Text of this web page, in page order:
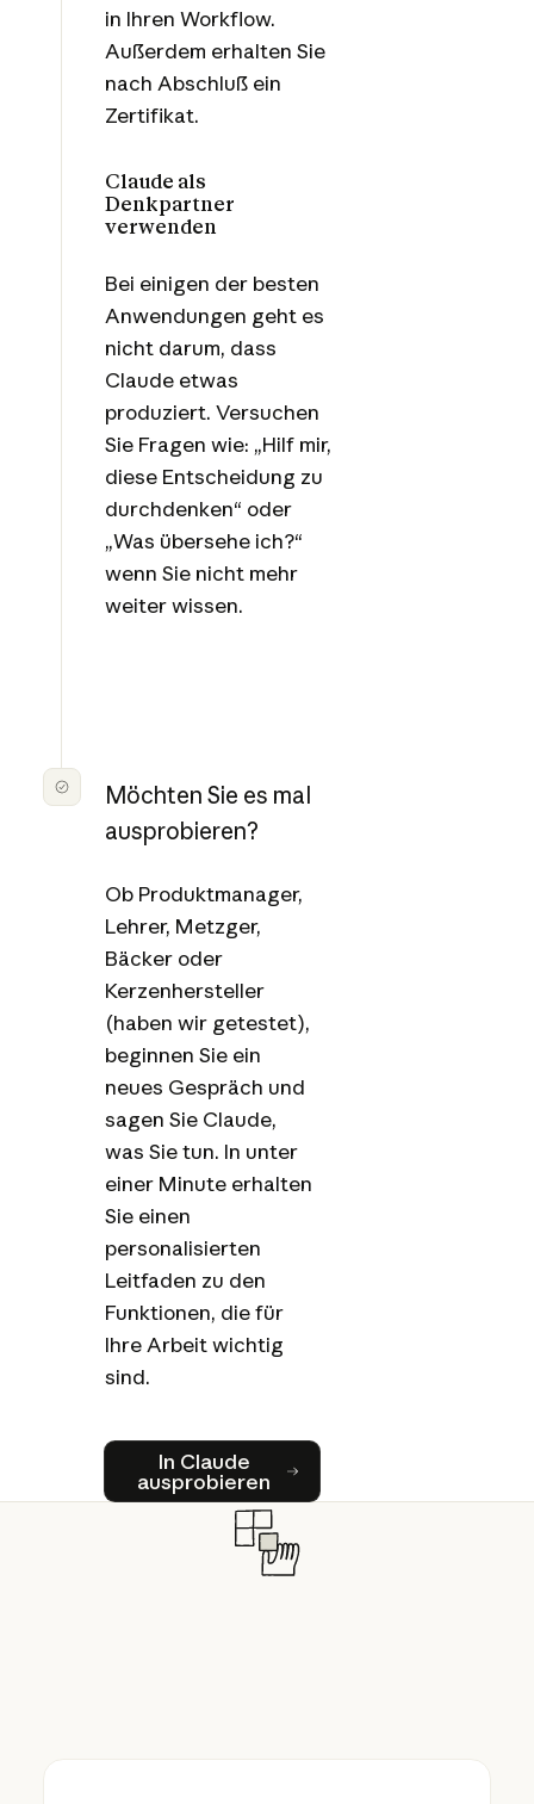
in Ihren Workflow.
Außerdem erhalten Sie
nach Abschluß ein
Zertifikat.
Claude als
Denkpartner
verwenden
Bei einigen der besten
Anwendungen geht es
nicht darum, dass
Claude etwas
produziert. Versuchen
Sie Fragen wie: „Hilf mir,
diese Entscheidung zu
durchdenken“ oder
„Was übersehe ich?“
wenn Sie nicht mehr
weiter wissen.
Möchten Sie es mal
ausprobieren?
Ob Produktmanager,
Lehrer, Metzger,
Bäcker oder
Kerzenhersteller
(haben wir getestet),
beginnen Sie ein
neues Gespräch und
sagen Sie Claude,
was Sie tun. In unter
einer Minute erhalten
Sie einen
personalisierten
Leitfaden zu den
Funktionen, die für
Ihre Arbeit wichtig
sind.
In Claude
ausprobieren
In Claude ausprobieren